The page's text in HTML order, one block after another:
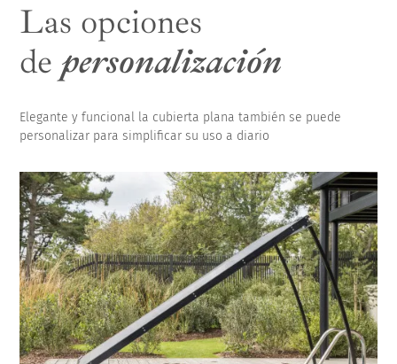
Las opciones
de personalización
Elegante y funcional la cubierta plana también se puede
personalizar para simplificar su uso a diario